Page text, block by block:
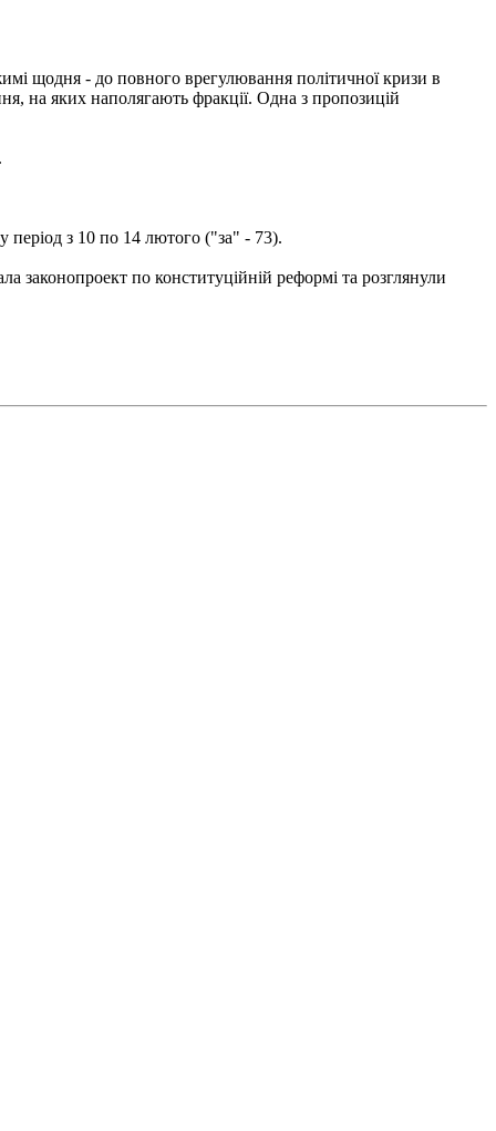
щодня - до повного врегулювання політичної кризи в
на яких наполягають фракції. Одна з пропозицій
період з 10 по 14 лютого ("за" - 73).
законопроект по конституційній реформі та розглянули